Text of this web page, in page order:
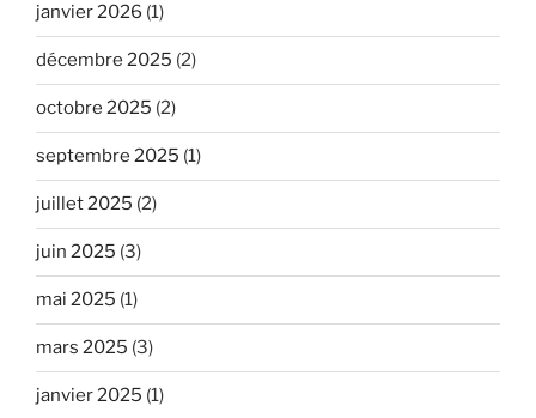
janvier 2026 (1)
décembre 2025 (2)
octobre 2025 (2)
septembre 2025 (1)
juillet 2025 (2)
juin 2025 (3)
mai 2025 (1)
mars 2025 (3)
janvier 2025 (1)